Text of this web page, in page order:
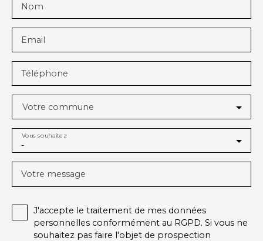
Nom
Email
Téléphone
Votre commune
-
Vous souhaitez
Votre message
J'accepte le traitement de mes données
personnelles conformément au RGPD. Si vous ne
souhaitez pas faire l'objet de prospection